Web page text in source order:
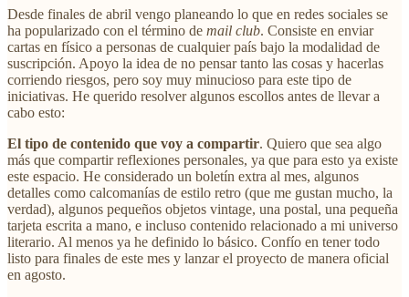
Desde finales de abril vengo planeando lo que en redes sociales se
ha popularizado con el término de mail club. Consiste en enviar
cartas en físico a personas de cualquier país bajo la modalidad de
suscripción. Apoyo la idea de no pensar tanto las cosas y hacerlas
corriendo riesgos, pero soy muy minucioso para este tipo de
iniciativas. He querido resolver algunos escollos antes de llevar a
cabo esto:
El tipo de contenido que voy a compartir. Quiero que sea algo
más que compartir reflexiones personales, ya que para esto ya existe
este espacio. He considerado un boletín extra al mes, algunos
detalles como calcomanías de estilo retro (que me gustan mucho, la
verdad), algunos pequeños objetos vintage, una postal, una pequeña
tarjeta escrita a mano, e incluso contenido relacionado a mi universo
literario. Al menos ya he definido lo básico. Confío en tener todo
listo para finales de este mes y lanzar el proyecto de manera oficial
en agosto.